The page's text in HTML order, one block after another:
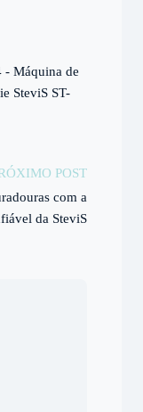
- Máquina de
SteviS ST-
POST
com a
da SteviS